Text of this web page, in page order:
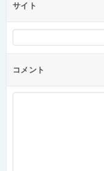
サイト
コメント